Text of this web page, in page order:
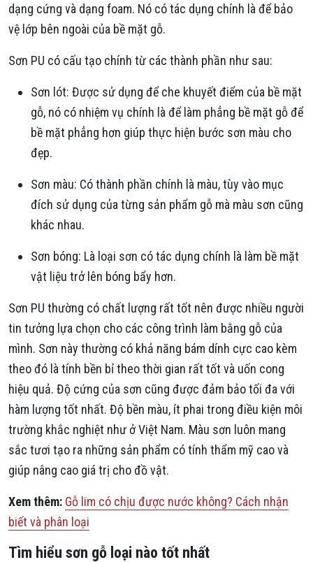
dạng cứng và dạng foam. Nó có tác dụng chính là để bảo
vệ lớp bên ngoài của bề mặt gỗ.
Sơn PU có cấu tạo chính từ các thành phần như sau:
Sơn lót: Được sử dụng để che khuyết điểm của bề mặt
gỗ, nó có nhiệm vụ chính là để làm phẳng bề mặt gỗ để
bề mặt phẳng hơn giúp thực hiện bước sơn màu cho
đẹp.
Sơn màu: Có thành phần chính là màu, tùy vào mục
đích sử dụng của từng sản phẩm gỗ mà màu sơn cũng
khác nhau.
Sơn bóng: Là loại sơn có tác dụng chính là làm bề mặt
vật liệu trở lên bóng bẩy hơn.
Sơn PU thường có chất lượng rất tốt nên được nhiều người
tin tưởng lựa chọn cho các công trình làm bằng gỗ của
mình. Sơn này thường có khả năng bám dính cực cao kèm
theo đó là tính bền bỉ theo thời gian rất tốt và uốn cong
hiệu quả. Độ cứng của sơn cũng được đảm bảo tối đa với
hàm lượng tốt nhất. Độ bền màu, ít phai trong điều kiện môi
trường khắc nghiệt như ở Việt Nam. Màu sơn luôn mang
sắc tươi tạo ra những sản phẩm có tính thẩm mỹ cao và
giúp nâng cao giá trị cho đồ vật.
Xem thêm: Gỗ lim có chịu được nước không? Cách nhận
biết và phân loại
Tìm hiểu sơn gỗ loại nào tốt nhất